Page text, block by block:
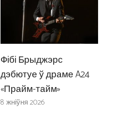
Фібі Брыджэрс
дэбютуе ў драме A24
«Прайм-тайм»
8 жніўня 2026